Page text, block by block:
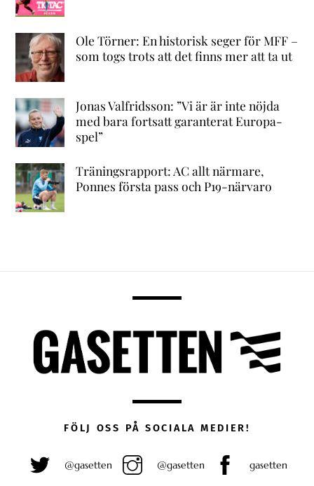
Ole Törner: En historisk seger för MFF –
som togs trots att det finns mer att ta ut
Jonas Valfridsson: ”Vi är är inte nöjda
med bara fortsatt garanterat Europa-
spel”
Träningsrapport: AC allt närmare,
Ponnes första pass och P19-närvaro
FÖLJ OSS PÅ SOCIALA MEDIER!
@gasetten @gasetten gasetten